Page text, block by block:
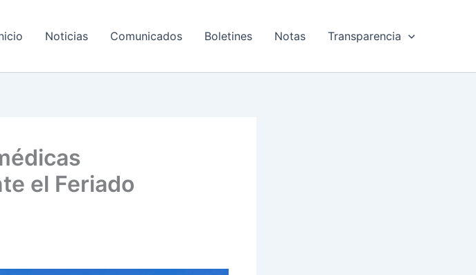
Noticias Comunicados Boletines Notas Transparencia
el Feriado